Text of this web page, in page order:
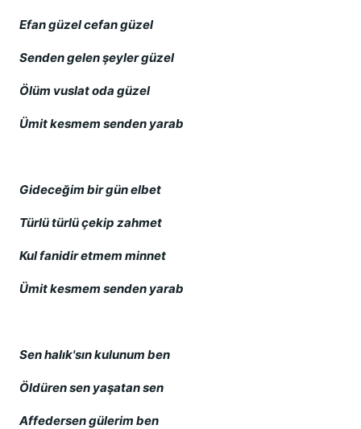
Efan güzel cefan güzel
Senden gelen şeyler güzel
Ölüm vuslat oda güzel
Ümit kesmem senden yarab
Gideceğim bir gün elbet
Türlü türlü çekip zahmet
Kul fanidir etmem minnet
Ümit kesmem senden yarab
Sen halık'sın kulunum ben
Öldüren sen yaşatan sen
Affedersen gülerim ben